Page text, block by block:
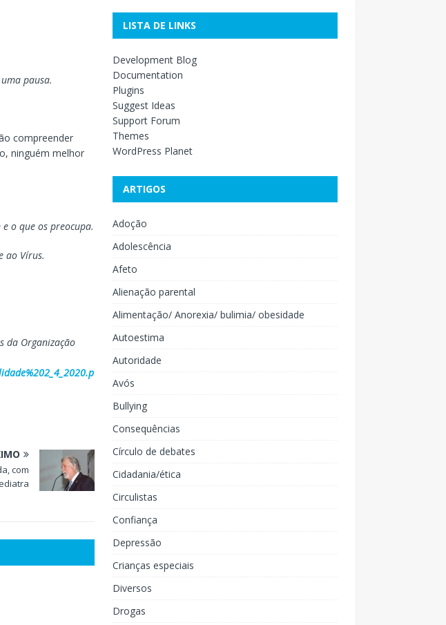
pausa.
compreender
ninguém melhor
e o que os preocupa.
ao Vírus.
da Organização
com
LISTA DE LINKS
Development Blog
Documentation
Plugins
Suggest Ideas
Support Forum
Themes
WordPress Planet
ARTIGOS
Adoção
Adolescência
Afeto
Alienação parental
Alimentação/ Anorexia/ bulimia/ obesidade
Autoestima
Autoridade
Avós
Bullying
Consequências
Círculo de debates
Cidadania/ética
Circulistas
Confiança
Depressão
Crianças especiais
Diversos
Drogas